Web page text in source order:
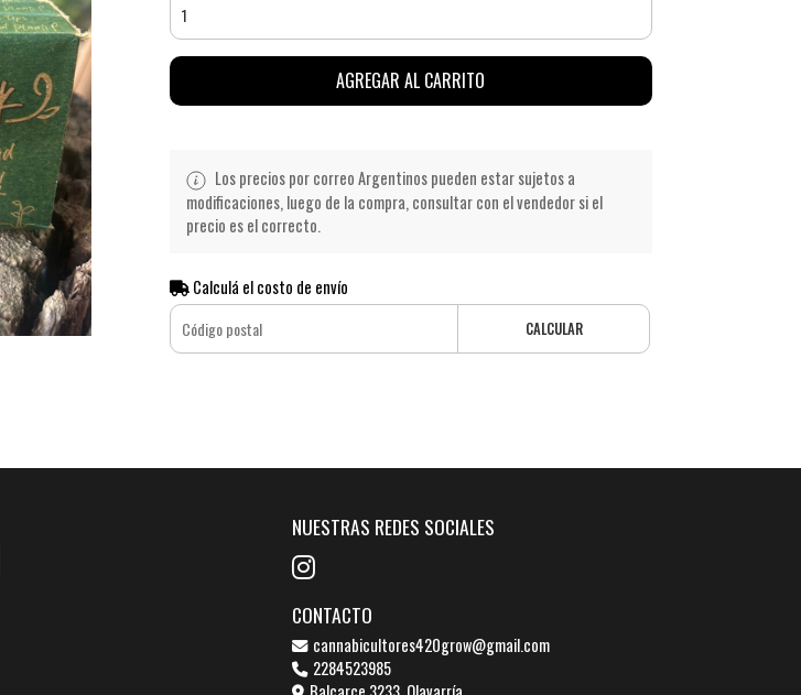
AGREGAR AL CARRITO
Los precios por correo Argentinos pueden estar sujetos a
modificaciones, luego de la compra, consultar con el vendedor si el
precio es el correcto.
Calculá el costo de envío
CALCULAR
NUESTRAS REDES SOCIALES
CONTACTO
cannabicultores420grow@gmail.com
2284523985